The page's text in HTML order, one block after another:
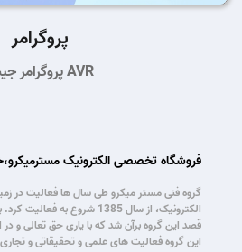
پروگرامر
پروگرامر جیبی AVR
فروشگاه تخصصی الکترونیک
گروه فنی مستر میکرو طی سال ها فعالیت در
الکترونیک، از سال 1385 شروع
قصد این گروه برآن شد که با یاری حق تعالی و
این گروه فعالیت های علمی و تحقیقاتی و تجاری